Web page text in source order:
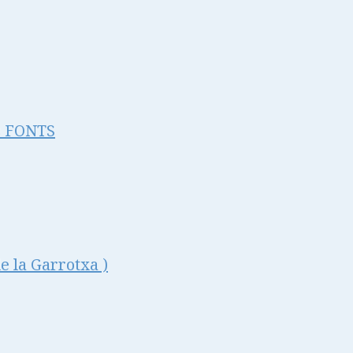
la Garrotxa )